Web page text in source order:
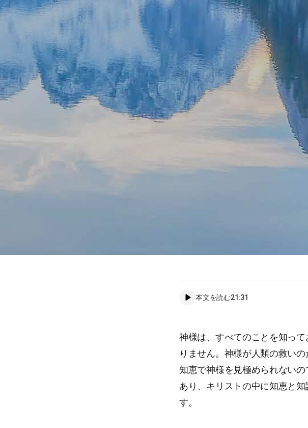
本文を読む21:31
神様は、すべてのことを知っ
りません。神様が人類の救い
知恵で神様を見極められない
あり、キリストの中に知恵と
す。